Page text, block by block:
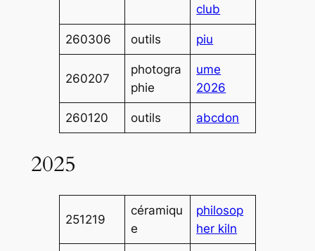
club
260306 outils piu
260207
photogra
phie
ume
2026
260120 outils abcdon
2025
251219
céramiqu
e
philosop
her kiln